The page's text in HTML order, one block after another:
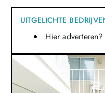
UITGELICHTE
Hier